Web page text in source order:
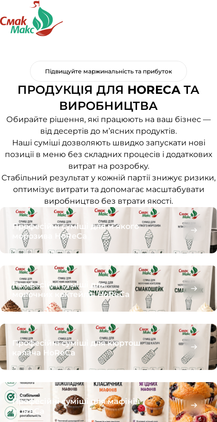
Підвищуйте маржинальність та прибуток
ПРОДУКЦІЯ ДЛЯ HORECAТА
ВИРОБНИЦТВА
Обирайте рішення, які працюють на ваш бізнес —
від десертів до м’ясних продуктів.
Наші суміші дозволяють швидко запускати нові
позиції в меню без складних процесів і додаткових
витрат на розробку.
Стабільний результат у кожній партії знижує ризики,
оптимізує витрати та допомагає масштабувати
виробництво без втрати якості.
Професійні суміші для м’якого
морозива HoReCa
Професійні суміші для
молочних коктейлів HoReCa
Професійні суміші для кюртош
калача HoReCa
Професійні суміші для мафінів
HoReCa